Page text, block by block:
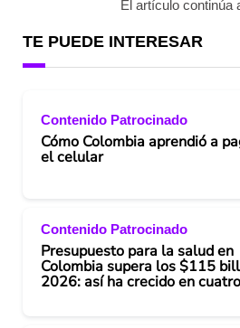
El artículo continúa
TE PUEDE INTERESAR
Contenido Patrocinado
Cómo Colombia aprendió a
el celular
Contenido Patrocinado
Presupuesto para la salud en
Colombia supera los $115
2026: así ha crecido en